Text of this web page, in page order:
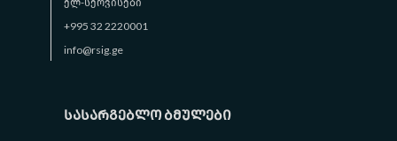
+995 32 2220001
info@rsig.ge
სასარგებლო ბმულები